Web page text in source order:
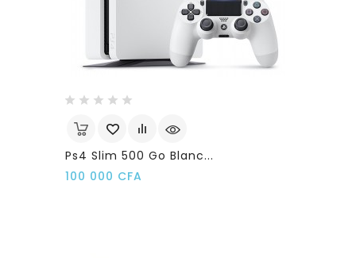
Ps4 Slim 500 Go Blanc...
100 000 CFA